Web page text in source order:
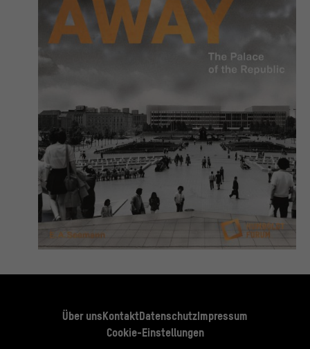
Über unsKontaktDatenschutzImpressum
Cookie-Einstellungen